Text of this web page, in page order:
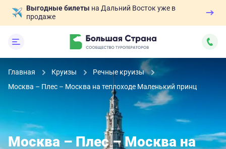
Выгодные билеты на Дальний Восток уже в
продаже
Главная Круизы
Речные круизы
Москва – Плес – Москва на теплоходе Маленький принц
Москва – Плес – Москва на